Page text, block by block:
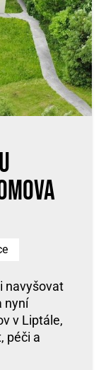
navyšovat
nyní
v Liptále,
péči a